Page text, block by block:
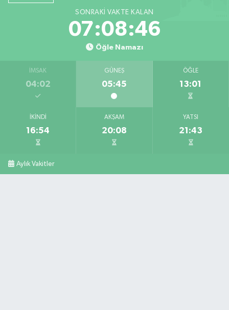
SONRAKI VAKTE KALAN
07:08:45
Öğle Namazı
İMSAK
04:02
GÜNEŞ
05:45
ÖĞLE
13:01
İKINDI
16:54
AKŞAM
20:08
YATSI
21:43
Aylık Vakitler